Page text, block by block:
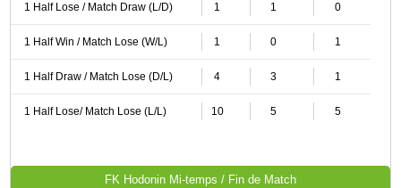
1 Half Lose / Match Draw (L/D) 1 1 0
1 Half Win / Match Lose (W/L) 1 0 1
1 Half Draw / Match Lose (D/L) 4 3 1
1 Half Lose/ Match Lose (L/L) 10 5 5
FK Hodonin Mi-temps / Fin de Match